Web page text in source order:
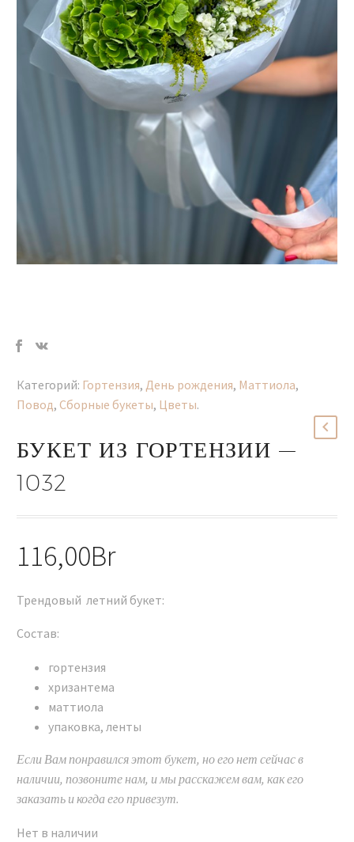
Категорий: Гортензия, День рождения, Маттиола,
Повод, Сборные букеты, Цветы.
БУКЕТ ИЗ ГОРТЕНЗИИ —
1032
116,00Br
Трендовый летний букет:
Состав:
гортензия
хризантема
маттиола
упаковка, ленты
Если Вам понравился этот букет, но его нет сейчас в
наличии, позвоните нам, и мы расскажем вам, как его
заказать и когда его привезут.
Нет в наличии